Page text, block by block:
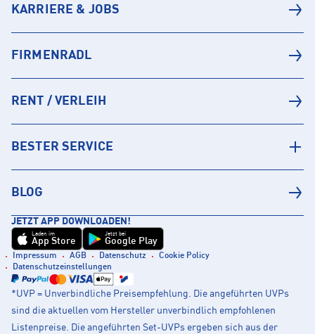
KARRIERE & JOBS
FIRMENRADL
RENT / VERLEIH
BESTER SERVICE
BLOG
JETZT APP DOWNLOADEN!
Laden im
App Store
Jetzt bei
Google Play
Impressum AGB Datenschutz
Cookie Policy
Datenschutzeinstellungen
*UVP = Unverbindliche Preisempfehlung. Die angeführten UVPs
sind die aktuellen vom Hersteller unverbindlich empfohlenen
Listenpreise. Die angeführten Set-UVPs ergeben sich aus der